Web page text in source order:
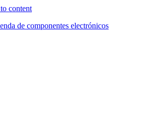
content
de componentes electrónicos